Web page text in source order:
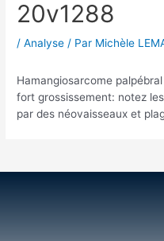
20v1288
/Analyse / Par Michèle
Hamangiosarcome
fort grossissement: notez
par des néovaisseaux et